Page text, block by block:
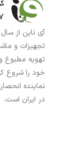
تجهیزات و
تهویه مطبوع
خود را شروع
نماینده
در ایران است.